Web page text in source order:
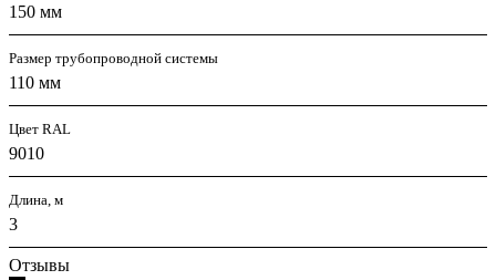
150 мм
Размер трубопроводной системы
110 мм
Цвет RAL
9010
Длина, м
3
Отзывы